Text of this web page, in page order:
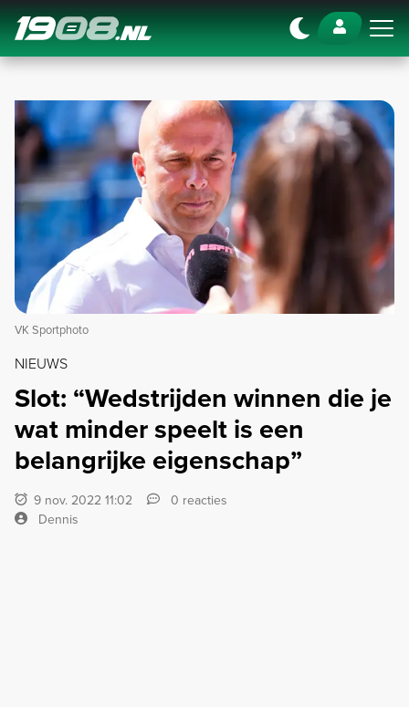
Navigation
VK Sportphoto
NIEUWS
Slot: “Wedstrijden winnen die je
wat minder speelt is een
belangrijke eigenschap”
9 nov. 2022 11:02
0 reacties
Dennis